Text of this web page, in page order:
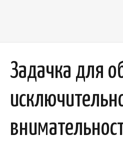
Задачка для